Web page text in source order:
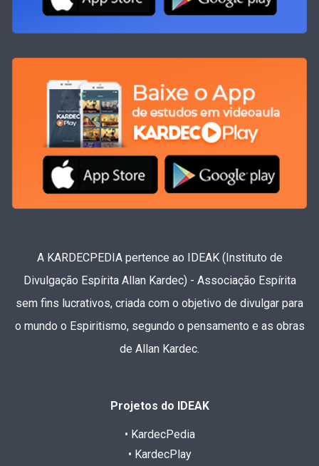
A KARDECPEDIA pertence ao IDEAK (Instituto de
Divulgação Espírita Allan Kardec) - Associação Espírita
sem fins lucrativos, criada com o objetivo de divulgar para
o mundo o Espiritismo, segundo o pensamento e as obras
de Allan Kardec.
Projetos do IDEAK
• KardecPedia
• KardecPlay